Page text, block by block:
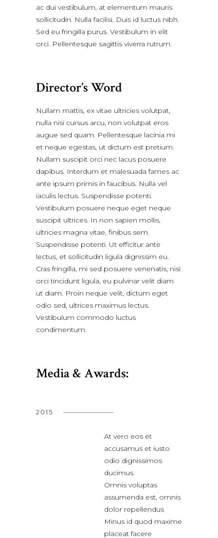
ac dui vestibulum, at elementum mauris
sollicitudin. Nulla facilisi. Duis id luctus nibh.
Sed eu fringilla purus. Vestibulum in elit
orci. Pellentesque sagittis viverra rutrum.
Director’s Word
Nullam mattis, ex vitae ultricies volutpat,
nulla nisi cursus arcu, non volutpat eros
augue sed quam. Pellentesque lacinia mi
et neque egestas, ut dictum est pretium.
Nullam suscipit orci nec lacus posuere
dapibus. Interdum et malesuada fames ac
ante ipsum primis in faucibus. Nulla vel
iaculis lectus. Suspendisse potenti.
Vestibulum posuere neque eget neque
suscipit ultrices. In non sapien mollis,
ultricies magna vitae, finibus sem.
Suspendisse potenti. Ut efficitur ante
lectus, et sollicitudin ligula dignissim eu.
Cras fringilla, mi sed posuere venenatis, nisi
orci tincidunt ligula, eu pulvinar velit diam
ut diam. Proin neque velit, dictum eget
odio sed, ultrices maximus lectus.
Vestibulum commodo luctus
condimentum.
Media & Awards:
2015
At vero eos et
accusamus et iusto
odio dignissimos
ducimus
Omnis voluptas
assumenda est, omnis
dolor repellendus
Minus id quod maxime
placeat facere